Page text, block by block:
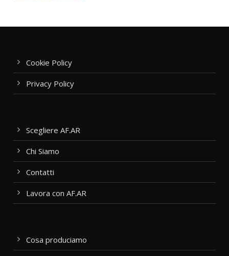
Cookie Policy
Privacy Policy
Scegliere AF.AR
Chi Siamo
Contatti
Lavora con AF.AR
Cosa produciamo